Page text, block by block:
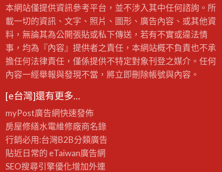
本網站僅提供資訊參考平台，並不涉入其中任何諮詢。所
載一切的資訊、文字、照片、圖形、廣告內容、或其他資
料，無論其為公開張貼或私下傳送，若有不實或違法情
事，均為『內容』提供者之責任，本網站概不負責也不承
擔任何法律責任，僅係提供不特定對象刊登之媒介。任何
內容一經舉報與發現不當，將立即刪除帳號與內容。
[e台灣]還有更多…
myPost廣告網快速發佈
房屋修繕水電維修廠商名錄
行銷必用:台灣B2B分類廣告
貼近日常的 eTaiwan廣告網
SEO搜尋引擎優化增加外連